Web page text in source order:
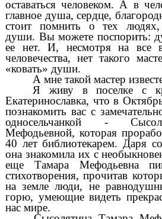
оставаться человеком. А в
главное душа, сердце,
стоит помнить о тех людях,
души. Вы можете поспорить:
ее нет. И, несмотря на все
человечества, нет такого
«ковать» души.
А мне такой мастер
Я живу в поселке с
Екатеринославка, что в
познакомить вас с
односельчанкой -
Мефодьевной, которая
40 лет библиотекарем. Даря
она знакомила их с
еще Тамара Мефодьевна
стихотворения, прочитав
на земле люди, не
горю, умеющие видеть
нас мире.